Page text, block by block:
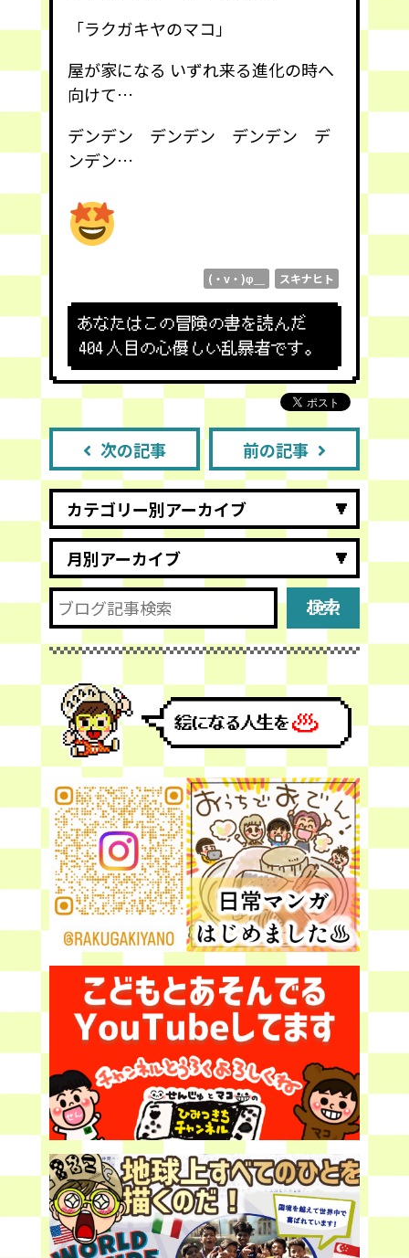
「ラクガキヤのマコ」
屋が家になる いずれ来る進化の時へ
向けて…
デンデン デンデン デンデン デ
ンデン…
(・v・)φ＿ スキナヒト
あなたはこの冒険の書を読んだ
404 人目の心優しい乱暴者です。
次の記事 前の記事